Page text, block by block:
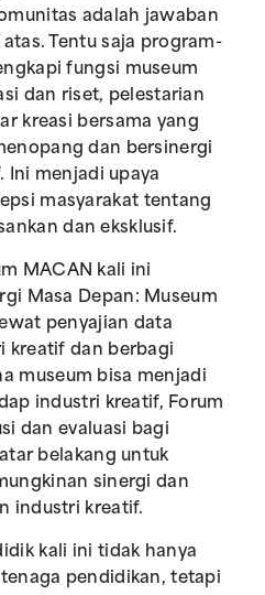
adalah jawaban
Tentu saja program-
fungsi museum
dan riset, pelestarian
kreasi bersama yang
dan bersinergi
Ini menjadi upaya
masyarakat tentang
dan eksklusif.
MACAN kali ini
Masa Depan: Museum
penyajian data
kreatif dan berbagi
museum bisa menjadi
industri kreatif, Forum
dan evaluasi bagi
belakang untuk
sinergi dan
industri kreatif.
kali ini tidak hanya
pendidikan, tetapi